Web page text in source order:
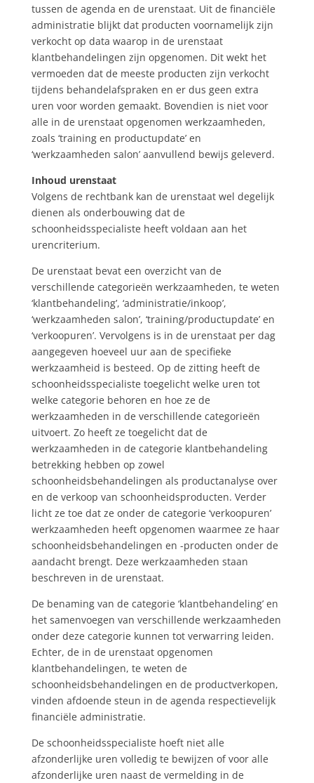
tussen de agenda en de urenstaat. Uit de financiële
administratie blijkt dat producten voornamelijk zijn
verkocht op data waarop in de urenstaat
klantbehandelingen zijn opgenomen. Dit wekt het
vermoeden dat de meeste producten zijn verkocht
tijdens behandelafspraken en er dus geen extra
uren voor worden gemaakt. Bovendien is niet voor
alle in de urenstaat opgenomen werkzaamheden,
zoals ‘training en productupdate’ en
‘werkzaamheden salon’ aanvullend bewijs geleverd.
Inhoud urenstaat
Volgens de rechtbank kan de urenstaat wel degelijk
dienen als onderbouwing dat de
schoonheidsspecialiste heeft voldaan aan het
urencriterium.
De urenstaat bevat een overzicht van de
verschillende categorieën werkzaamheden, te weten
‘klantbehandeling’, ‘administratie/inkoop’,
‘werkzaamheden salon’, ‘training/productupdate’ en
‘verkoopuren’. Vervolgens is in de urenstaat per dag
aangegeven hoeveel uur aan de specifieke
werkzaamheid is besteed. Op de zitting heeft de
schoonheidsspecialiste toegelicht welke uren tot
welke categorie behoren en hoe ze de
werkzaamheden in de verschillende categorieën
uitvoert. Zo heeft ze toegelicht dat de
werkzaamheden in de categorie klantbehandeling
betrekking hebben op zowel
schoonheidsbehandelingen als productanalyse over
en de verkoop van schoonheidsproducten. Verder
licht ze toe dat ze onder de categorie ‘verkoopuren’
werkzaamheden heeft opgenomen waarmee ze haar
schoonheidsbehandelingen en -producten onder de
aandacht brengt. Deze werkzaamheden staan
beschreven in de urenstaat.
De benaming van de categorie ‘klantbehandeling’ en
het samenvoegen van verschillende werkzaamheden
onder deze categorie kunnen tot verwarring leiden.
Echter, de in de urenstaat opgenomen
klantbehandelingen, te weten de
schoonheidsbehandelingen en de productverkopen,
vinden afdoende steun in de agenda respectievelijk
financiële administratie.
De schoonheidsspecialiste hoeft niet alle
afzonderlijke uren volledig te bewijzen of voor alle
afzonderlijke uren naast de vermelding in de